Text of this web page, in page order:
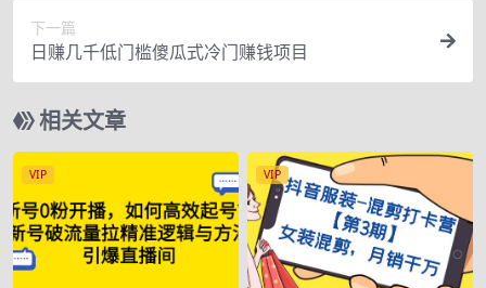
下一篇
日赚几千低门槛傻瓜式冷门赚钱项目
相关文章
VIP VIP